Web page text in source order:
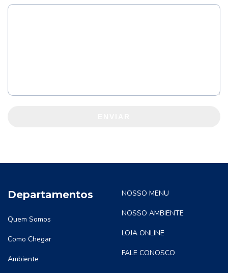
Departamentos
Quem Somos
Como Chegar
Ambiente
NOSSO MENU
NOSSO AMBIENTE
LOJA ONLINE
FALE CONOSCO